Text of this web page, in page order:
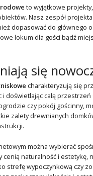
to wyjątkowe
Nasz zespół
dopasować do głównego
lokum dla gości bądź
się
charakteryzują się
doświetlając całą
czy pokój gościnny,
zalety drewnianych
można wybierać
cenią naturalność i estetykę,
strefę wypoczynkową czy